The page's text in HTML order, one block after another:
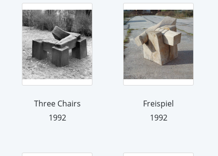
Three Chairs
1992
Freispiel
1992